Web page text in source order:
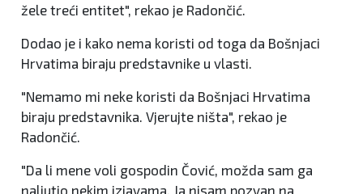
žele treći entitet", rekao je Radončić.
Dodao je i kako nema koristi od toga da Bošnjaci
Hrvatima biraju predstavnike u vlasti.
"Nemamo mi neke koristi da Bošnjaci Hrvatima
biraju predstavnika. Vjerujte ništa", rekao je
Radončić.
"Da li mene voli gospodin Čović, možda sam ga
naljutio nekim izjavama. Ja nisam pozvan na